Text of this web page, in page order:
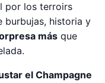
por los terroirs
burbujas, historia y
más que
el Champagne